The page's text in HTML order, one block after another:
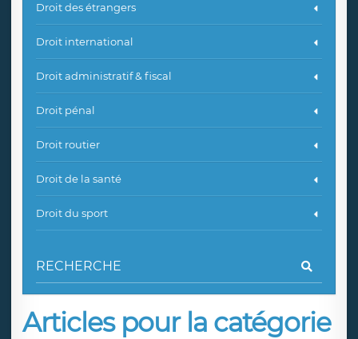
Articles pour la catégorie
Droit des étrangers
Droit international
Droit administratif & fiscal
Droit pénal
Droit routier
Droit de la santé
Droit du sport